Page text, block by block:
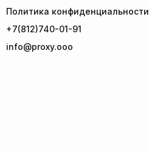
Политика конфиденциальности
+7(812)740-01-91
info@proxy.ooo